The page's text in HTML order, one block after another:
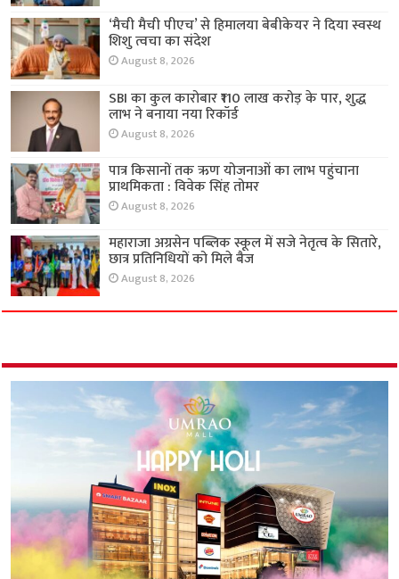
‘मैची मैची पीएच’ से हिमालया बेबीकेयर ने दिया स्वस्थ
शिशु त्वचा का संदेश
August 8, 2026
SBI का कुल कारोबार ₹110 लाख करोड़ के पार, शुद्ध
लाभ ने बनाया नया रिकॉर्ड
August 8, 2026
पात्र किसानों तक ऋण योजनाओं का लाभ पहुंचाना
प्राथमिकता : विवेक सिंह तोमर
August 8, 2026
महाराजा अग्रसेन पब्लिक स्कूल में सजे नेतृत्व के सितारे,
छात्र प्रतिनिधियों को मिले बैज
August 8, 2026